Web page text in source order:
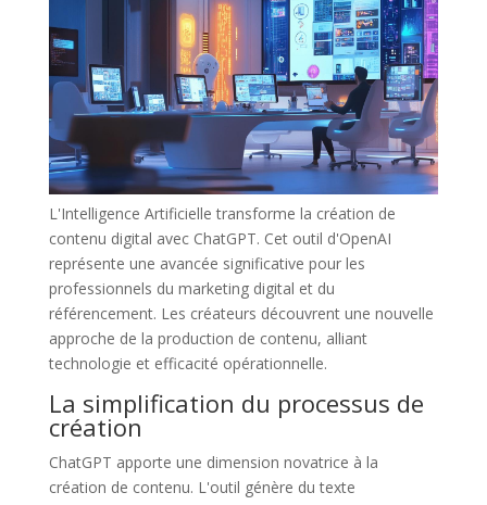
L'Intelligence Artificielle transforme la création de
contenu digital avec ChatGPT. Cet outil d'OpenAI
représente une avancée significative pour les
professionnels du marketing digital et du
référencement. Les créateurs découvrent une nouvelle
approche de la production de contenu, alliant
technologie et efficacité opérationnelle.
La simplification du processus de
création
ChatGPT apporte une dimension novatrice à la
création de contenu. L'outil génère du texte